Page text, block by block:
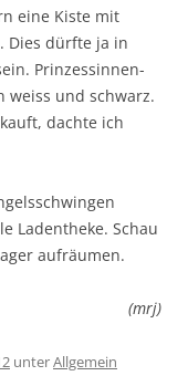
eine Kiste mit
Dies dürfte ja in
Prinzessinnen-
weiss und schwarz.
dachte ich
Ladentheke. Schau
aufräumen.
(mrj)
unterAllgemein